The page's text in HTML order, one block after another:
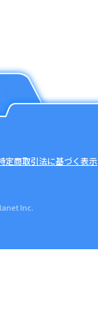
定商取引法に基づく表示
Inc.